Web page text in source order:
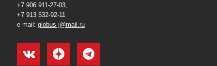
+7 906 911-27-03,
+7 913 532-92-11
e-mail: globus-j@mail.ru